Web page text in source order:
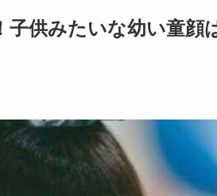
供みたいな幼い童顔